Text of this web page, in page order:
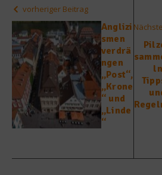
vorheriger Beitrag
Anglizi
smen
verdrä
ngen
„Post“,
„Krone
“ und
„Linde
“